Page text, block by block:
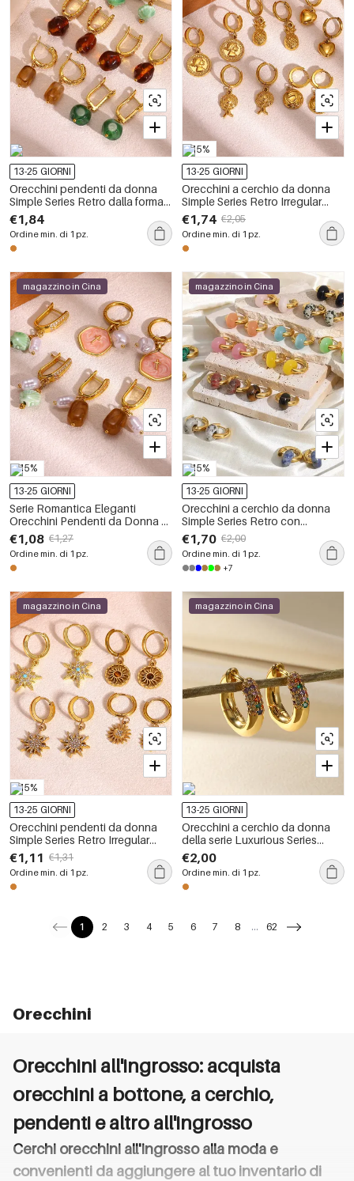
13-25 GIORNI
Orecchini pendenti da donna
Simple Series Retro dalla forma
irregolare, color oro rame.
€1,84
Ordine min. di 1 pz.
-15%
13-25 GIORNI
Orecchini a cerchio da donna
Simple Series Retro Irregular
Shape Fruit in acciaio
inossidabile, impermeabili, color
oro.
€1,74 €2,05
Ordine min. di 1 pz.
-15%
magazzino in Cina
13-25 GIORNI
Serie Romantica Eleganti
Orecchini Pendenti da Donna a
Croce con Forma Irregolare in
Acciaio Inossidabile
Impermeabile Colore Oro
€1,08 €1,27
Ordine min. di 1 pz.
-15%
magazzino in Cina
13-25 GIORNI
Orecchini a cerchio da donna
Simple Series Retro con
sfumatura di colore, in acciaio
inossidabile, impermeabili, color
oro e pietra naturale.
€1,70 €2,00
Ordine min. di 1 pz.
+7
-15%
magazzino in Cina
13-25 GIORNI
Orecchini pendenti da donna
Simple Series Retro Irregular
Shape Sun in acciaio
inossidabile impermeabile color
oro
€1,11 €1,31
Ordine min. di 1 pz.
magazzino in Cina
13-25 GIORNI
Orecchini a cerchio da donna
della serie Luxurious Series
Simple Circle Lines in rame color
oro con zirconi
€2,00
Ordine min. di 1 pz.
1 2 3 4 5 6 7 8 ... 62
Orecchini
Orecchini all'ingrosso: acquista
orecchini a bottone, a cerchio,
pendenti e altro all'ingrosso
Cerchi orecchini all'ingrosso alla moda e
convenienti da aggiungere al tuo inventario di